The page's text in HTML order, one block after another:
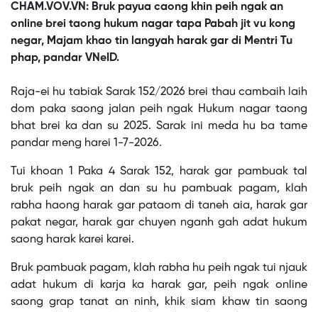
CHAM.VOV.VN: Bruk payua caong khin peih ngak an
online brei taong hukum nagar tapa Pabah jit vu kong
negar, Majam khao tin langyah harak gar di Mentri Tu
phap, pandar VNeID.
a
modal
window.
No compatible source was found for this media.
Raja-ei hu tabiak Sarak 152/2026 brei thau cambaih laih
dom paka saong jalan peih ngak Hukum nagar taong
bhat brei ka dan su 2025. Sarak ini meda hu ba tame
pandar meng harei 1-7-2026.
Tui khoan 1 Paka 4 Sarak 152, harak gar pambuak tal
bruk peih ngak an dan su hu pambuak pagam, klah
rabha haong harak gar pataom di taneh aia, harak gar
pakat negar, harak gar chuyen nganh gah adat hukum
saong harak karei karei.
Bruk pambuak pagam, klah rabha hu peih ngak tui njauk
adat hukum di karja ka harak gar, peih ngak online
saong grap tanat an ninh, khik siam khaw tin saong